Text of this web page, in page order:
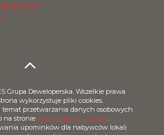
Grupa Deweloperska. Wszelkie prawa
wykorzystuje pliki cookies.
przetwarzania danych osobowych
na stronie www.pres.com.pl/rodo.
upominków dla nabywców lokali